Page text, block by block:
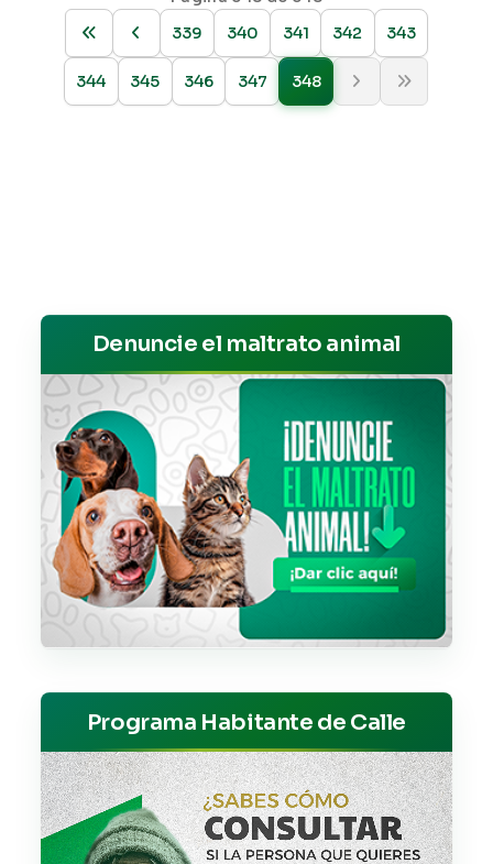
339
340 341 342 343
344 345 346 347 348
Denuncie el maltrato animal
Programa Habitante de Calle